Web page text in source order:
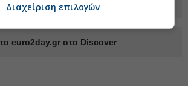
euro2day.gr στο Discover
Διαχείριση επιλογών